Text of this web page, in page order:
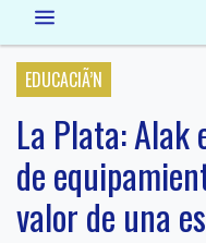
EDUCACIÃ’N
La Plata: Alak
de
valor de una